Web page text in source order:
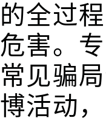
的全过
危害。
常见骗
博活动